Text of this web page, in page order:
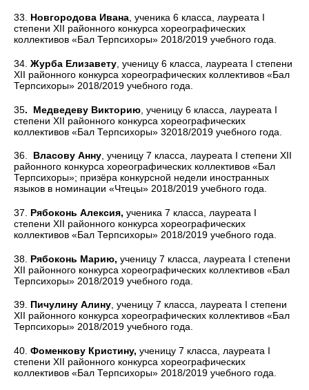
33. Новгородова Ивана , ученика 6 класса, лауреата I
степени XII районного конкурса хореографических
коллективов «Бал Терпсихоры» 2018/2019 учебного года.
34. Журба Елизавету , ученицу 6 класса, лауреата I степени
XII районного конкурса хореографических коллективов «Бал
Терпсихоры» 2018/2019 учебного года.
35. Медведеву Викторию , ученицу 6 класса, лауреата I
степени XII районного конкурса хореографических
коллективов «Бал Терпсихоры» 32018/2019 учебного года.
36. Власову Анну, ученицу 7 класса, лауреата I степени XII
районного конкурса хореографических коллективов «Бал
Терпсихоры»; призёра конкурсной недели иностранных
языков в номинации «Чтецы» 2018/2019 учебного года.
37. Рябоконь Алексия, ученика 7 класса, лауреата I
степени XII районного конкурса хореографических
коллективов «Бал Терпсихоры» 2018/2019 учебного года.
38. Рябоконь Марию, ученицу 7 класса, лауреата I степени
XII районного конкурса хореографических коллективов «Бал
Терпсихоры» 2018/2019 учебного года.
39. Пичулину Алину, ученицу 7 класса, лауреата I степени
XII районного конкурса хореографических коллективов «Бал
Терпсихоры» 2018/2019 учебного года.
40. Фоменкову Кристину, ученицу 7 класса, лауреата I
степени XII районного конкурса хореографических
коллективов «Бал Терпсихоры» 2018/2019 учебного года.